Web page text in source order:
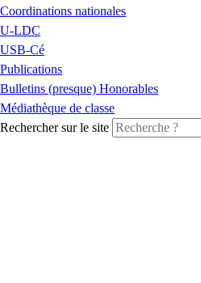
Coordinations nationales
U-LDC
USB-Cé
Publications
Bulletins (presque) Honorables
Médiathèque de classe
Rechercher sur le site